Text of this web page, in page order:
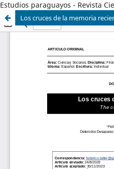
Estudios paraguayos - Revista
Los cruces de la memoria